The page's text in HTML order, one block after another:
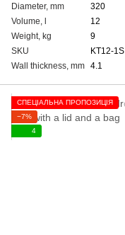
Diameter, mm
320
Volume, l
12
Weight, kg
9
SKU
KT12-1S
Wall thickness, mm 4.1
СПЕЦІАЛЬНА ПРОПОЗИЦІЯ
−7%
4